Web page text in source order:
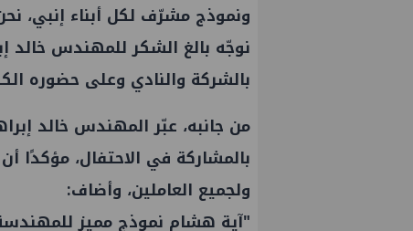
ونموذج مشرّف لكل أبناء إنبي،
نوجّه بالغ الشكر للمهندس خالد
بالشركة والنادي وعلى حضوره
من جانبه، عبّر المهندس خالد
بالمشاركة في الاحتفال، مؤكدًا
ولجميع العاملين، وأضاف:
"آية هشام نموذج مميز